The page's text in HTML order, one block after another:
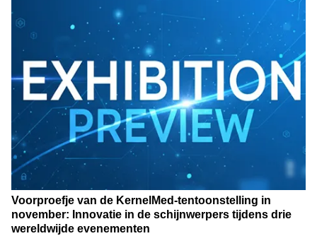
Voorproefje van de KernelMed-tentoonstelling in
november: Innovatie in de schijnwerpers tijdens drie
wereldwijde evenementen